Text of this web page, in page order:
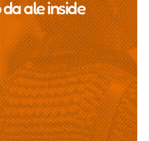
daale inside